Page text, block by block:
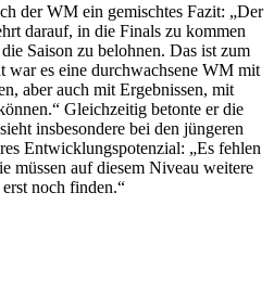
der WM ein gemischtes Fazit: „Der
darauf, in die Finals zu kommen
Saison zu belohnen. Das ist zum
war es eine durchwachsene WM mit
aber auch mit Ergebnissen, mit
Gleichzeitig betonte er die
insbesondere bei den jüngeren
Entwicklungspotenzial: „Es fehlen
müssen auf diesem Niveau weitere
noch finden.“